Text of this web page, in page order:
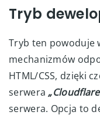
Tryb
Tryb ten powoduje
mechanizmów
HTML/CSS, dzięki
serwera
serwera. Opcja to